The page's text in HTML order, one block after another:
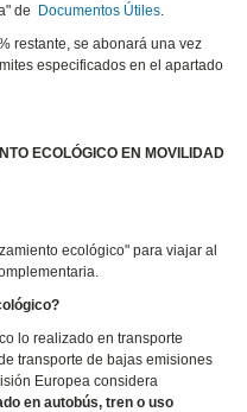
de
Documentos Útiles.
restante, se abonará una vez
especificados en el apartado
ECOLÓGICO EN MOVILIDAD
ecológico" para viajar al
lo realizado en transporte
transporte de bajas emisiones
Europea considera
en autobús, tren o uso